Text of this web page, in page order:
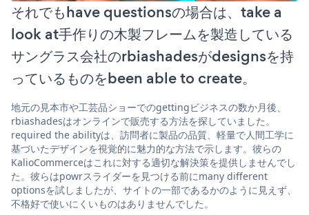
それでもhave questionsの場合は、take a
look at手作りの木製フレームを製造している
サングラス会社のrbiashadesがdesignsを持
っているものをbeen able to create。
地元の見本市や工芸品ショーでのgettingビジネスの数か月後、
rbiashadesはオンラインで販売する方法を探していました。
required the abilityは、訪問者に製品の品質、軽量で人間工学に
基づいたデザインを視覚的に魅力的な方法で示します。彼らの
KalioCommerceはこれに対する適切な解決策を提供しませんでし
た。彼らはpowrスライダーを見つける前にmany different
optionsを試しましたが、サイトの一部であるかのように見えず、
不格好で使いにくいものはありませんでした。